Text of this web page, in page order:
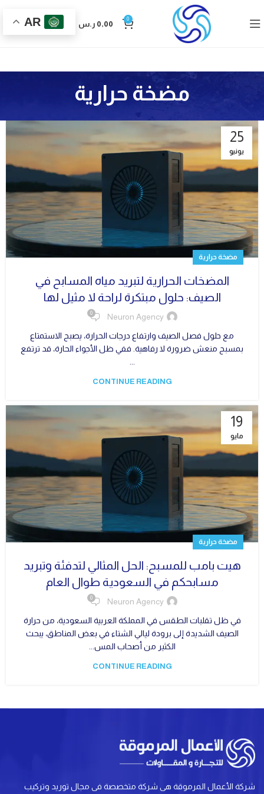
0
0,00 ر.س AR
مضخة حرارية
25
يونيو
مضخة حرارية
المضخات الحرارية لتبريد مياه المسابح في
الصيف: حلول مبتكرة لراحة لا مثيل لها
Neuron Agency
0
مع حلول فصل الصيف وارتفاع درجات الحرارة، يصبح الاستمتاع
بمسبح منعش ضرورة لا رفاهية. ففي ظل الأجواء الحارة، قد ترتفع
CONTINUE READING
19
مايو
مضخة حرارية
هيت بامب للمسبح: الحل المثالي لتدفئة وتبريد
مسابحكم في السعودية طوال العام
Neuron Agency
0
في ظل تقلبات الطقس في المملكة العربية السعودية، من حرارة
الصيف الشديدة إلى برودة ليالي الشتاء في بعض المناطق، يبحث
الكثير من أصحاب المس...
CONTINUE READING
شركة الأعمال المرموقة هى شركة متخصصة فى مجال توريد وتركيب